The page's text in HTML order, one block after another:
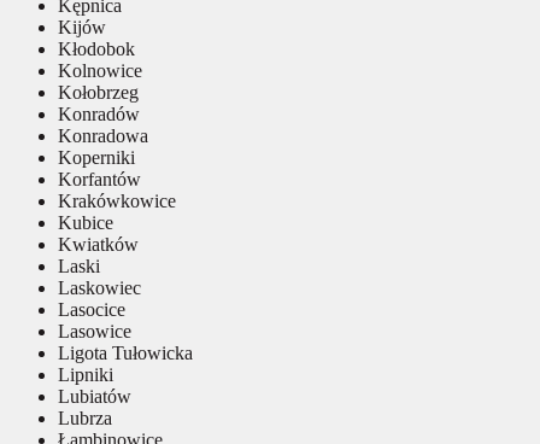
Kępnica
Kijów
Kłodobok
Kolnowice
Kołobrzeg
Konradów
Konradowa
Koperniki
Korfantów
Krakówkowice
Kubice
Kwiatków
Laski
Laskowiec
Lasocice
Lasowice
Ligota Tułowicka
Lipniki
Lubiatów
Lubrza
Łambinowice